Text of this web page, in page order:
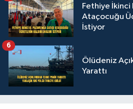
Fethiye İkinci
Ataçocuğu
İstiyor
Ölüdeniz
Yarattı
6